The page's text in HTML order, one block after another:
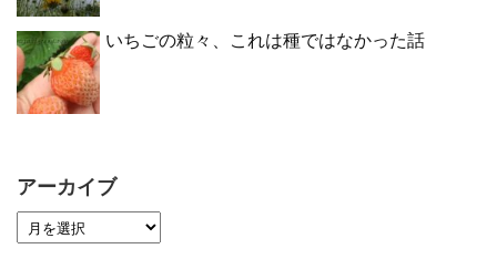
いちごの粒々、これは種ではなかった話
アーカイブ